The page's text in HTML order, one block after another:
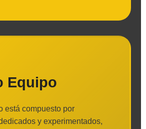
Equipo
está compuesto por
y experimentados,